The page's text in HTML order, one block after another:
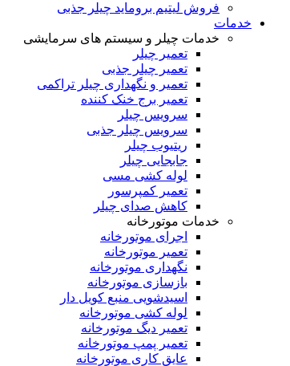
فروش لیتیم بروماید چیلر جذبی
خدمات
خدمات چیلر و سیستم های سرمایشی
تعمیر چیلر
تعمیر چیلر جذبی
تعمیر و نگهداری چیلر تراکمی
تعمیر برج خنک کننده
سرویس چیلر
سرویس چیلر جذبی
ریتیوب چیلر
جابجایی چیلر
لوله کشی مسی
تعمیر کمپرسور
کاهش صدای چیلر
خدمات موتورخانه
اجرای موتورخانه
تعمیر موتورخانه
نگهداری موتورخانه
بازسازی موتورخانه
اسیدشویی منبع کویل دار
لوله کشی موتورخانه
تعمیر دیگ موتورخانه
تعمیر پمپ موتورخانه
عایق کاری موتورخانه